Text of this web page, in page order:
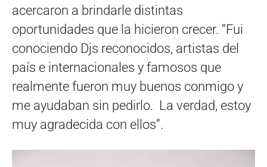
acercaron a brindarle distintas
oportunidades que la hicieron crecer. “Fui
conociendo Djs reconocidos, artistas del
país e internacionales y famosos que
realmente fueron muy buenos conmigo y
me ayudaban sin pedirlo. La verdad, estoy
muy agradecida con ellos”.